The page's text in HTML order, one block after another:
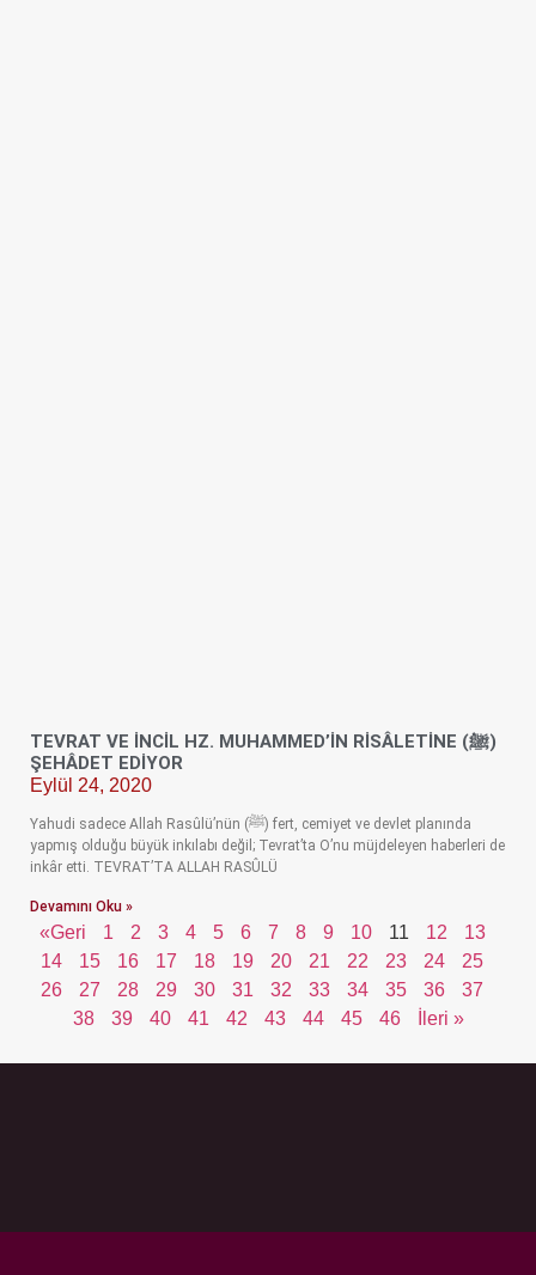
TEVRAT VE İNCİL HZ. MUHAMMED’İN RİSÂLETİNE (ﷺ)
ŞEHÂDET EDİYOR
Eylül 24, 2020
Yahudi sadece Allah Rasûlü’nün (ﷺ) fert, cemiyet ve devlet planında
yapmış olduğu büyük inkılabı değil; Tevrat’ta O’nu müjdeleyen haberleri de
inkâr etti. TEVRAT’TA ALLAH RASÛLÜ
Devamını Oku »
«Geri 1 2 3 4 5 6 7 8 9 10 11 12
13
14
15 16 17 18 19 20 21 22 23 24
25
26
27 28 29 30 31 32 33 34 35 36
37
38
39 40 41 42 43 44 45 46 İleri »